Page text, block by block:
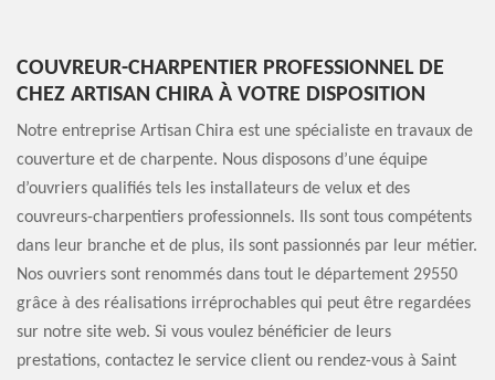
COUVREUR-CHARPENTIER PROFESSIONNEL DE
CHEZ ARTISAN CHIRA À VOTRE DISPOSITION
Notre entreprise Artisan Chira est une spécialiste en travaux de
couverture et de charpente. Nous disposons d’une équipe
d’ouvriers qualifiés tels les installateurs de velux et des
couvreurs-charpentiers professionnels. Ils sont tous compétents
dans leur branche et de plus, ils sont passionnés par leur métier.
Nos ouvriers sont renommés dans tout le département 29550
grâce à des réalisations irréprochables qui peut être regardées
sur notre site web. Si vous voulez bénéficier de leurs
prestations, contactez le service client ou rendez-vous à Saint